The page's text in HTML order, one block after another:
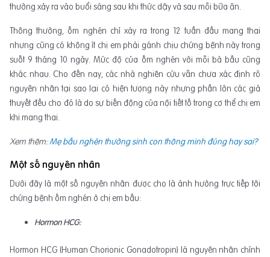
thường xảy ra vào buổi sáng sau khi thức dậy và sau mỗi bữa ăn.
Thông thường, ốm nghén chỉ xảy ra trong 12 tuần đầu mang thai
nhưng cũng có không ít chị em phải gánh chịu chứng bệnh này trong
suốt 9 tháng 10 ngày. Mức độ của ốm nghén với mỗi bà bầu cũng
khác nhau. Cho đến nay, các nhà nghiên cứu vẫn chưa xác định rõ
nguyên nhân tại sao lại có hiện tượng này nhưng phần lớn các giả
thuyết đều cho đó là do sự biến động của nội tiết tố trong cơ thể chị em
khi mang thai.
Xem thêm:Mẹ bầu nghén thường sinh con thông minh đúng hay sai?
Một số nguyên nhân
Dưới đây là một số nguyên nhân được cho là ảnh hưởng trực tiếp tới
chứng bệnh ốm nghén ở chị em bầu:
Hormon HCG:
Hormon HCG (Human Chorionic Gonadotropin) là nguyên nhân chính